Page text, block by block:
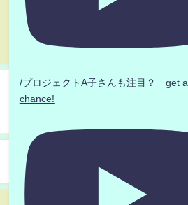
/プロジェクトA子さんも注目？ get a
chance!